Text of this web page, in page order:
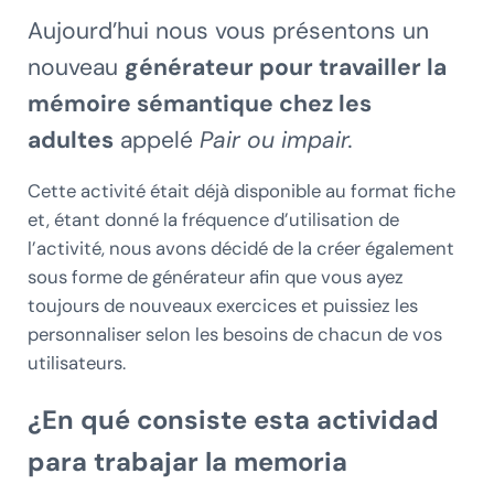
Aujourd’hui nous vous présentons un
nouveau générateur pour travailler la
mémoire sémantique chez les
adultesappelé Pair ou impair.
Cette activité était déjà disponible au format fiche
et, étant donné la fréquence d’utilisation de
l’activité, nous avons décidé de la créer également
sous forme de générateur afin que vous ayez
toujours de nouveaux exercices et puissiez les
personnaliser selon les besoins de chacun de vos
utilisateurs.
¿En qué consiste esta actividad
para trabajar la memoria